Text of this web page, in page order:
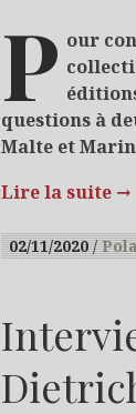
P our
questions à
Malte et
Lire la suite →
02/11/2020